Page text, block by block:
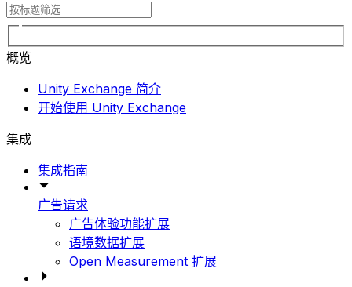
概览
Unity Exchange 简介
开始使用 Unity Exchange
集成
集成指南
广告请求
广告体验功能扩展
语境数据扩展
Open Measurement 扩展